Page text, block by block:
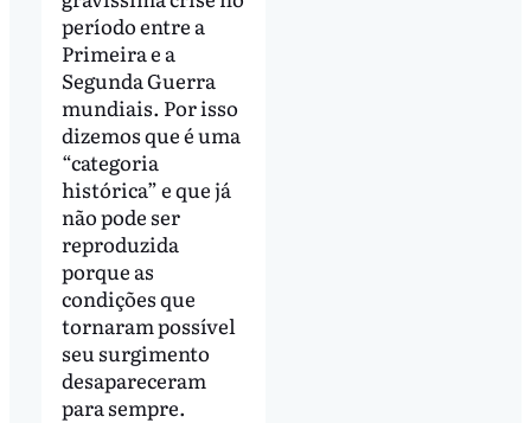
período entre a
Primeira e a
Segunda Guerra
mundiais. Por isso
dizemos que é uma
“categoria
histórica” e que já
não pode ser
reproduzida
porque as
condições que
tornaram possível
seu surgimento
desapareceram
para sempre.